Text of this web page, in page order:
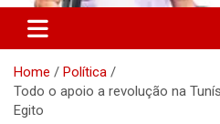
Home
Política
Todo o apoio a revolução na
Egito